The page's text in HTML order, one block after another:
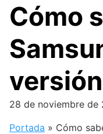
Cómo
28 de noviembre de
Portada » Cómo